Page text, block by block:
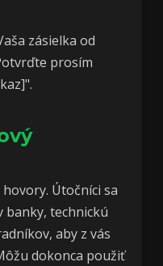
zásielka od
prosím
Útočníci sa
banky, technickú
aby z vás
dokonca použiť